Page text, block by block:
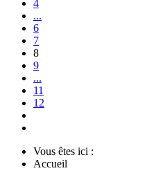
4
...
6
7
8
9
...
11
12
Vous êtes ici :
Accueil